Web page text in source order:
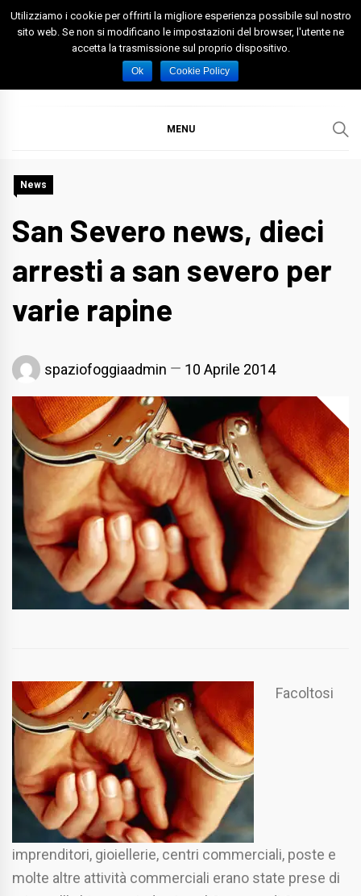
Skip
Spazio Foggia
Foggia News Calcio Eventi e Attività nella Capitanata
MENU
News
San Severo news, dieci
arresti a san severo per
varie rapine
spaziofoggiaadmin 10 Aprile 2014
Facoltosi
imprenditori, gioiellerie, centri commerciali, poste e
molte altre attività commerciali erano state prese di
Utilizziamo i cookie per offrirti la migliore esperienza possibile sul nostro
sito web. Se non si modificano le impostazioni del browser, l'utente ne
accetta la trasmissione sul proprio dispositivo.
Ok Cookie Policy